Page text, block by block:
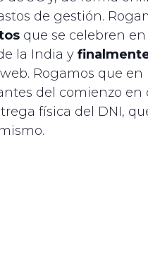
de gestión.
que se celebren
la India y
Rogamos que en
del comienzo en
física del DNI,